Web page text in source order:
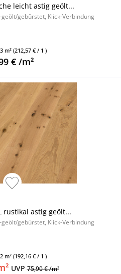
leicht astig geölt...
gebürstet, Klick-Verbindung
m² (212,57 € / 1 )
€ /m²
rustikal astig geölt...
gebürstet, Klick-Verbindung
m² (192,16 € / 1 )
UVP75,90 € /m²